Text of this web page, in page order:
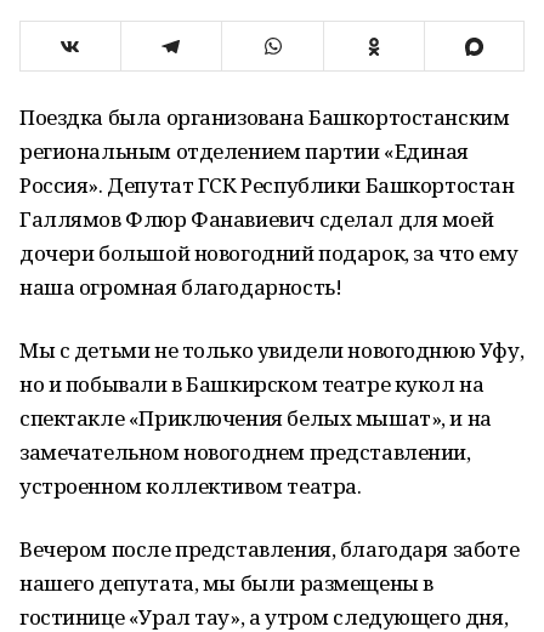
Поездка была организована Башкортостанским
региональным отделением партии «Единая
Россия». Депутат ГСК Республики Башкортостан
Галлямов Флюр Фанавиевич сделал для моей
дочери большой новогодний подарок, за что ему
наша огромная благодарность!
Мы с детьми не только увидели новогоднюю Уфу,
но и побывали в Башкирском театре кукол на
спектакле «Приключения белых мышат», и на
замечательном новогоднем представлении,
устроенном коллективом театра.
Вечером после представления, благодаря заботе
нашего депутата, мы были размещены в
гостинице «Урал тау», а утром следующего дня,